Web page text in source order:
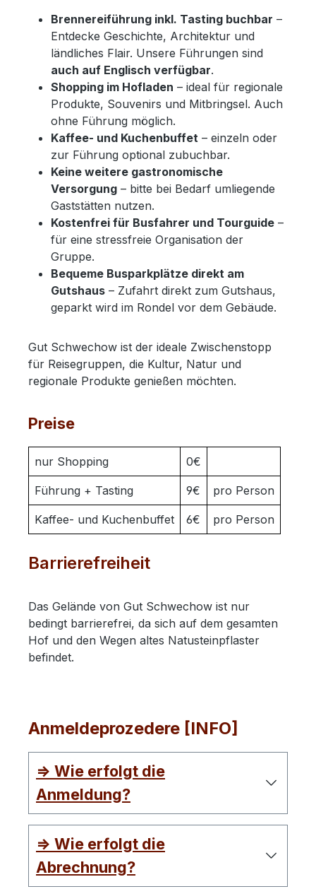
Brennereiführung inkl. Tasting buchbar –
Entdecke Geschichte, Architektur und
ländliches Flair. Unsere Führungen sind
auch auf Englisch verfügbar.
Shopping im Hofladen – ideal für regionale
Produkte, Souvenirs und Mitbringsel. Auch
ohne Führung möglich.
Kaffee- und Kuchenbuffet – einzeln oder
zur Führung optional zubuchbar.
Keine weitere gastronomische
Versorgung – bitte bei Bedarf umliegende
Gaststätten nutzen.
Kostenfrei für Busfahrer und Tourguide –
für eine stressfreie Organisation der
Gruppe.
Bequeme Busparkplätze direkt am
Gutshaus – Zufahrt direkt zum Gutshaus,
geparkt wird im Rondel vor dem Gebäude.
Gut Schwechow ist der ideale Zwischenstopp
für Reisegruppen, die Kultur, Natur und
regionale Produkte genießen möchten.
Preise
nur Shopping 0€
Führung + Tasting 9€ pro Person
Kaffee- und Kuchenbuffet 6€ pro Person
Barrierefreiheit
Das Gelände von Gut Schwechow ist nur
bedingt barrierefrei, da sich auf dem gesamten
Hof und den Wegen altes Natusteinpflaster
befindet.
Anmeldeprozedere [INFO]
=> Wie erfolgt die
Anmeldung?
=> Wie erfolgt die
Abrechnung?